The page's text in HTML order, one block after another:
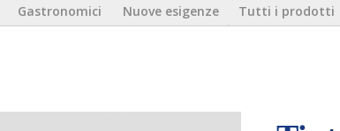
Gastronomici Nuove esigenze Tutti i prodotti